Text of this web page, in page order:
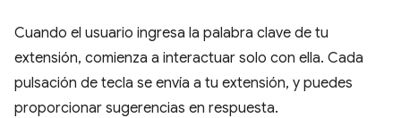
Cuando el usuario ingresa la palabra clave de tu
extensión, comienza a interactuar solo con ella. Cada
pulsación de tecla se envía a tu extensión, y puedes
proporcionar sugerencias en respuesta.